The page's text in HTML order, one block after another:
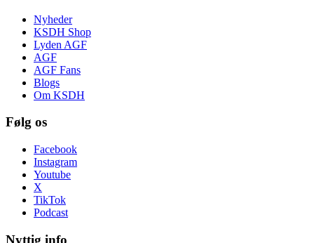
Nyheder
KSDH Shop
Lyden AGF
AGF
AGF Fans
Blogs
Om KSDH
Følg os
Facebook
Instagram
Youtube
X
TikTok
Podcast
Nyttig info